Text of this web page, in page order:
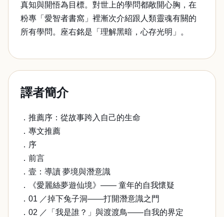
真知與開悟為目標。對世上的學問都敞開心胸，在
粉專「愛智者書窩」裡漸次介紹跟人類靈魂有關的
所有學問。座右銘是「理解黑暗，心存光明」。
譯者簡介
．推薦序：從故事跨入自己的生命
．專文推薦
．序
．前言
．壹：導讀 夢境與潛意識
．《愛麗絲夢遊仙境》—— 童年的自我懷疑
．01 ／掉下兔子洞——打開潛意識之門
．02 ／「我是誰？」與渡渡鳥——自我的界定